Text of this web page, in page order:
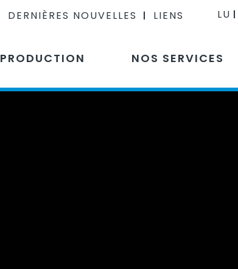
DERNIÈRES NOUVELLES LIENS LU
PRODUCTION NOS SERVICES